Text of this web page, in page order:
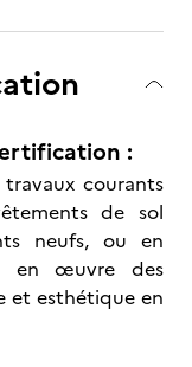
:
courants
de sol
neufs, ou en
en œuvre des
et esthétique en